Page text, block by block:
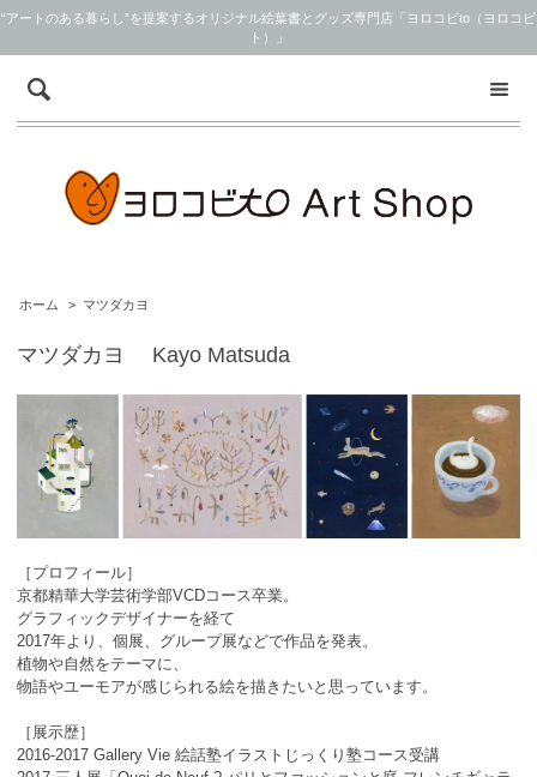
“アートのある暮らし”を提案するオリジナル絵葉書とグッズ専門店「ヨロコビto（ヨロコビ
ト）」
ホーム > マツダカヨ
マツダカヨ Kayo Matsuda
［プロフィール］
京都精華大学芸術学部VCDコース卒業。
グラフィックデザイナーを経て
2017年より、個展、グループ展などで作品を発表。
植物や自然をテーマに、
物語やユーモアが感じられる絵を描きたいと思っています。
［展示歴］
2016-2017 Gallery Vie 絵話塾イラストじっくり塾コース受講